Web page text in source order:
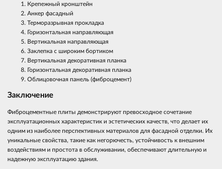
Крепежный кронштейн
Анкер фасадный
Терморазрывная прокладка
Горизонтальная направляющая
Вертикальная направляющая
Заклепка с широким бортиком
Вертикальная декоративная планка
Горизонтальная декоративная планка
Облицовочная панель (фиброцемент)
Заключение
Фиброцементные плиты демонстрируют превосходное сочетание
эксплуатационных характеристик и эстетических качеств, что делает их
одним из наиболее перспективных материалов для фасадной отделки. Их
уникальные свойства, такие как негорючесть, устойчивость к внешним
воздействиям и простота в обслуживании, обеспечивают длительную и
надежную эксплуатацию здания.